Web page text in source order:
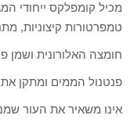
מכיל קומפלקס ייחודי
טמפרטורות קיצוניות,
חומצה האלורונית ושמן
פנטנול הממים ומתקן
אינו משאיר את העור